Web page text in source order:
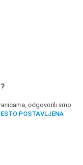
odgovorili smo
POSTAVLJENA